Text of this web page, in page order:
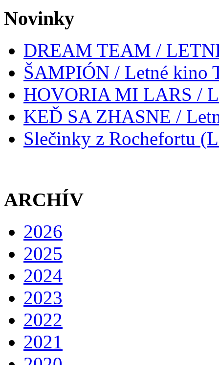
Novinky
DREAM TEAM /
ŠAMPIÓN / Letné kino
HOVORIA MI LARS /
KEĎ SA ZHASNE /
Slečinky z Rochefortu
ARCHÍV
2026
2025
2024
2023
2022
2021